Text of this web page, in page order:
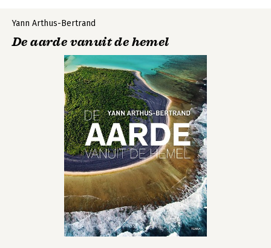
Yann Arthus-Bertrand
De aarde vanuit de hemel